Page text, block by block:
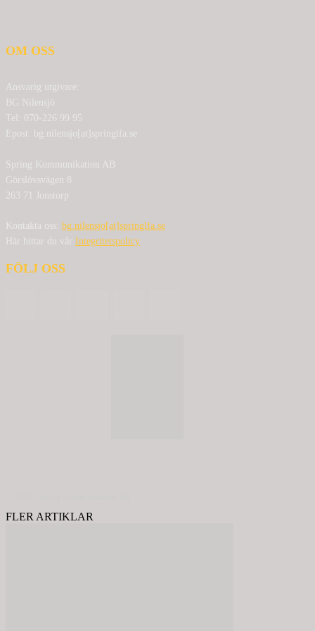
OM OSS
Ansvarig utgivare:
BG Nilensjö
Tel: 070-226 99 95
Epost: bg.nilensjo[at]springlfa.se
Spring Kommunikation AB
Görslövsvägen 8
263 71 Jonstorp
Kontakta oss: bg.nilensjo[at]springlfa.se
Här hittar du vår Integritetspolicy
FÖLJ OSS
FLER ARTIKLAR